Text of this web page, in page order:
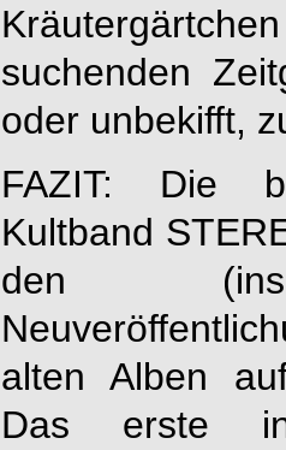
suchenden
oder unbekifft,
FAZIT: Die
Kultband
den
alten Alben
Das erste